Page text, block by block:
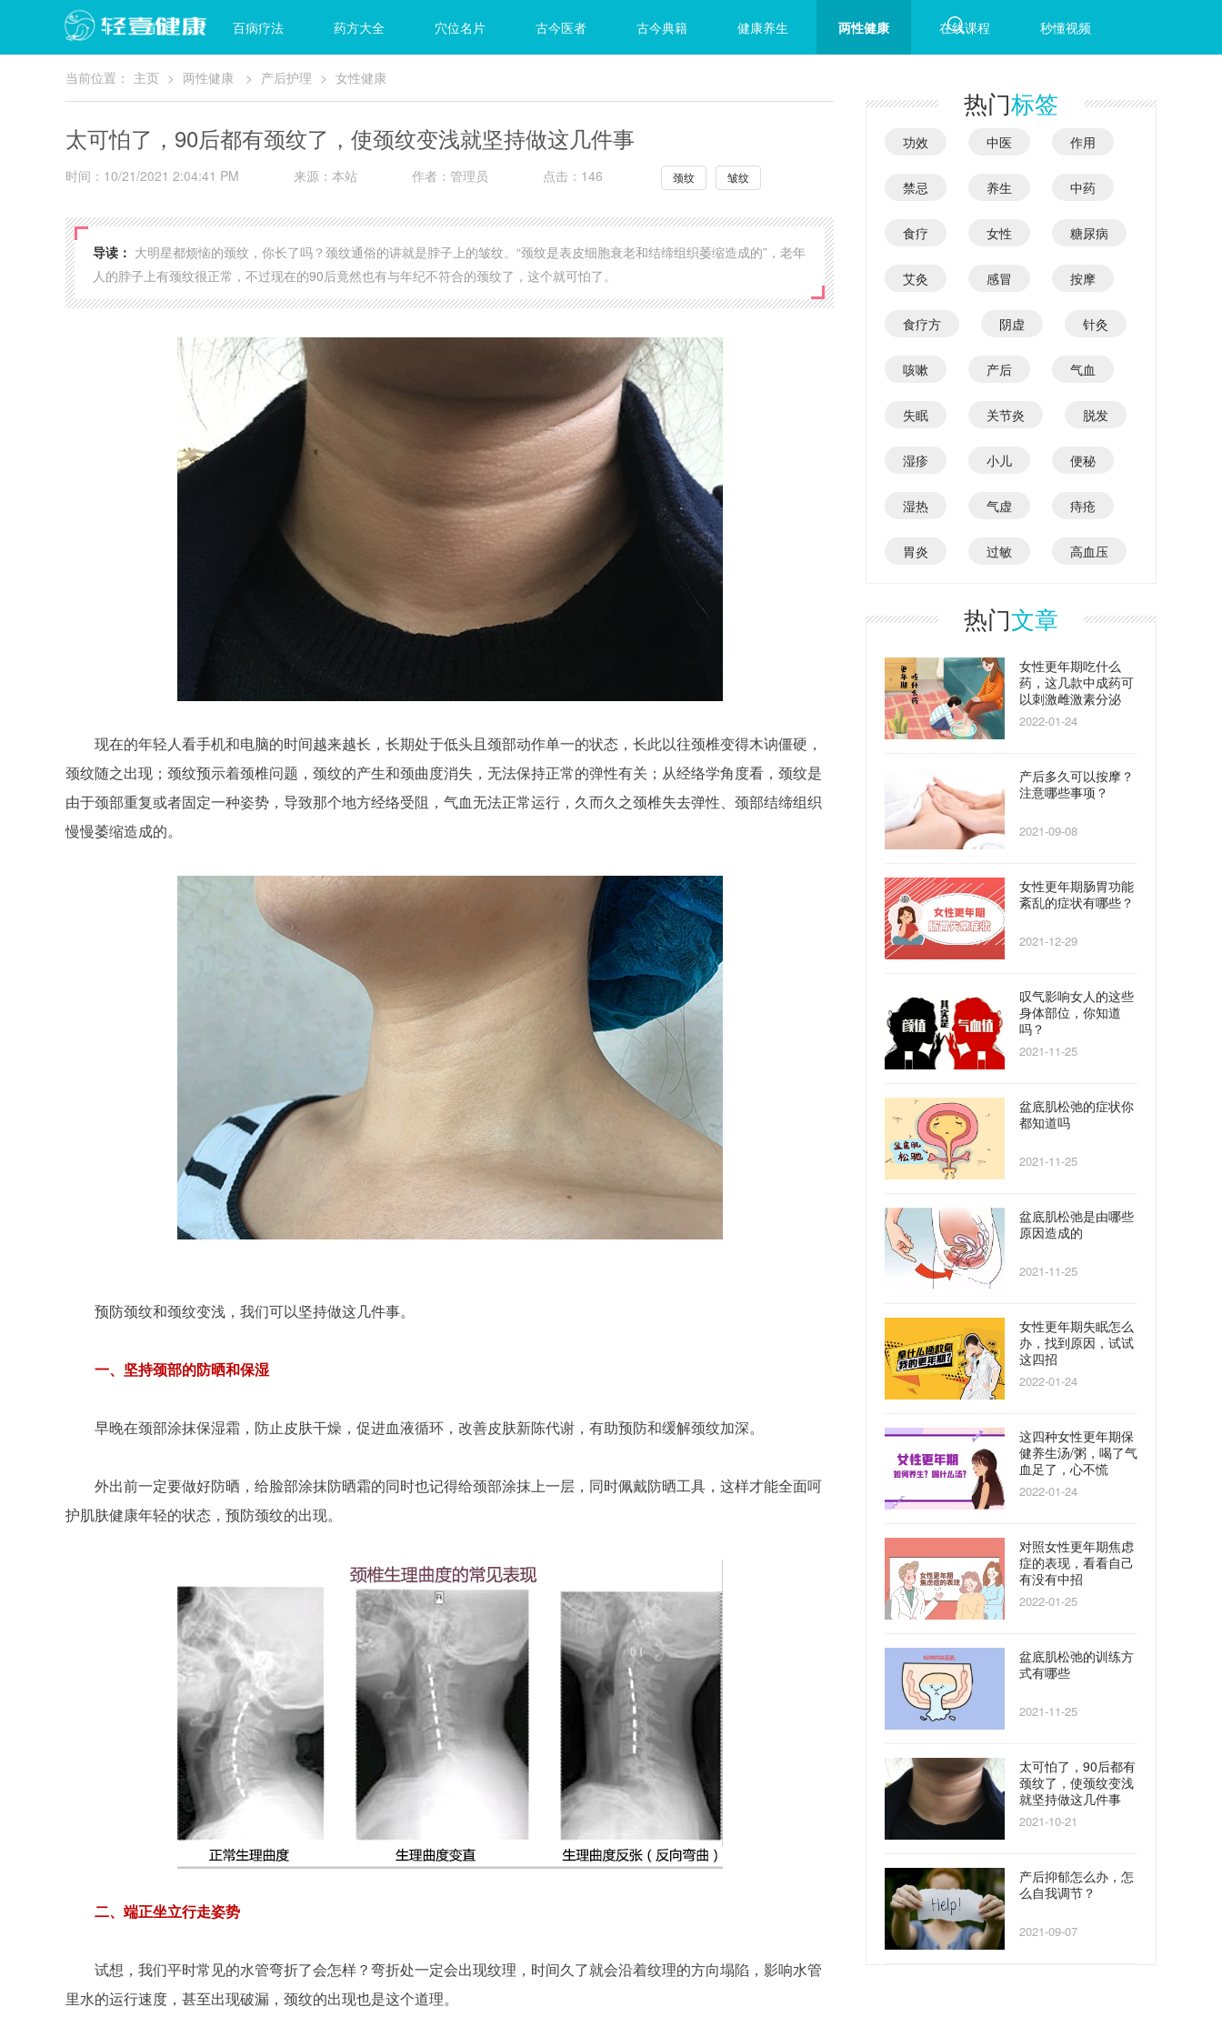
首页 百病疗法 药方大全 穴位名片 古今医者 古今典籍 健康养生 两性健康 在线课程 秒懂视频
当前位置： 主页 > 两性健康 > 产后护理 > 女性健康
太可怕了，90后都有颈纹了，使颈纹变浅就坚持做这几件事
时间：10/21/2021 2:04:41 PM 来源：本站 作者：管理员 点击：146 颈纹 皱纹
导读： 大明星都烦恼的颈纹，你长了吗？颈纹通俗的讲就是脖子上的皱纹。“颈纹是表皮细胞衰老和结缔组织萎缩造成的”，老年
人的脖子上有颈纹很正常，不过现在的90后竟然也有与年纪不符合的颈纹了，这个就可怕了。
现在的年轻人看手机和电脑的时间越来越长，长期处于低头且颈部动作单一的状态，长此以往颈椎变得木讷僵硬，
颈纹随之出现；颈纹预示着颈椎问题，颈纹的产生和颈曲度消失，无法保持正常的弹性有关；从经络学角度看，颈纹是
由于颈部重复或者固定一种姿势，导致那个地方经络受阻，气血无法正常运行，久而久之颈椎失去弹性、颈部结缔组织
慢慢萎缩造成的。
预防颈纹和颈纹变浅，我们可以坚持做这几件事。
一、坚持颈部的防晒和保湿
早晚在颈部涂抹保湿霜，防止皮肤干燥，促进血液循环，改善皮肤新陈代谢，有助预防和缓解颈纹加深。
外出前一定要做好防晒，给脸部涂抹防晒霜的同时也记得给颈部涂抹上一层，同时佩戴防晒工具，这样才能全面呵
护肌肤健康年轻的状态，预防颈纹的出现。
二、端正坐立行走姿势
试想，我们平时常见的水管弯折了会怎样？弯折处一定会出现纹理，时间久了就会沿着纹理的方向塌陷，影响水管
里水的运行速度，甚至出现破漏，颈纹的出现也是这个道理。
热门标签
功效 中医 作用
禁忌 养生 中药
食疗 女性 糖尿病
艾灸 感冒 按摩
食疗方 阴虚 针灸
咳嗽 产后 气血
失眠 关节炎 脱发
湿疹 小儿 便秘
湿热 气虚 痔疮
胃炎 过敏 高血压
热门文章
女性更年期吃什么
药，这几款中成药可
以刺激雌激素分泌
2022-01-24
产后多久可以按摩？
注意哪些事项？
2021-09-08
女性更年期肠胃功能
紊乱的症状有哪些？
2021-12-29
叹气影响女人的这些
身体部位，你知道
吗？
2021-11-25
盆底肌松弛的症状你
都知道吗
2021-11-25
盆底肌松弛是由哪些
原因造成的
2021-11-25
​女性更年期失眠怎么
办，找到原因，试试
这四招
2022-01-24
这四种女性更年期保
健养生汤/粥，喝了气
血足了，心不慌
2022-01-24
对照女性更年期焦虑
症的表现，看看自己
有没有中招
2022-01-25
盆底肌松弛的训练方
式有哪些
2021-11-25
太可怕了，90后都有
颈纹了，使颈纹变浅
就坚持做这几件事
2021-10-21
产后抑郁怎么办，怎
么自我调节？
2021-09-07